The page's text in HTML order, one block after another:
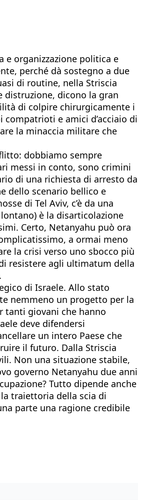
e organizzazione politica e
perché dà sostegno a due
di routine, nella Striscia
distruzione, dicono la gran
di colpire chirurgicamente i
e amici d’acciaio di
la minaccia militare che
dobbiamo sempre
messi in conto, sono crimini
di una richiesta di arresto da
dello scenario bellico e
di Tel Aviv, c’è da una
è la disarticolazione
Certo, Netanyahu può ora
a ormai meno
la crisi verso uno sbocco più
resistere agli ultimatum della
di Israele. Allo stato
nemmeno un progetto per la
tanti giovani che hanno
deve difendersi
un intero Paese che
il futuro. Dalla Striscia
Non una situazione stabile,
governo Netanyahu due anni
Tutto dipende anche
traiettoria della scia di
parte una ragione credibile